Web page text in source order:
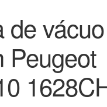
de
Peugeot